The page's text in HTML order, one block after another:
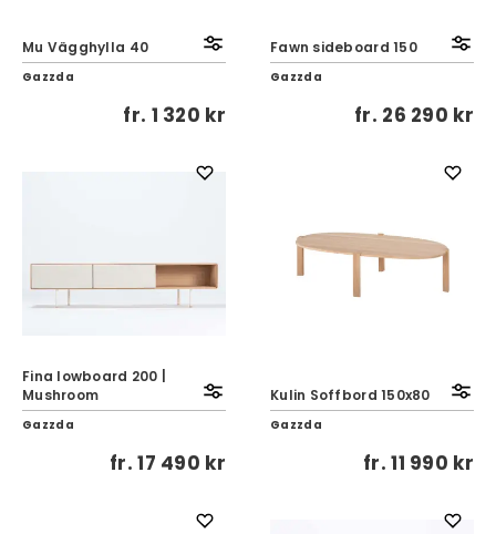
Mu Vägghylla 40
Gazzda
fr. 1 320 kr
Fawn sideboard 150
Gazzda
fr. 26 290 kr
Fina lowboard 200 |
Mushroom
Gazzda
fr.17 490 kr
Kulin Soffbord 150x80
Gazzda
fr.11 990 kr